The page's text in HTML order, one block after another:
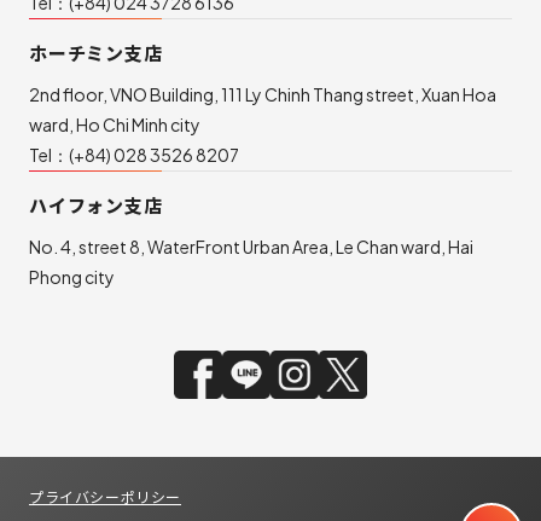
ホーチミン支店
2nd floor, VNO Building, 111 Ly Chinh Thang street, Xuan Hoa
ward, Ho Chi Minh city
Tel： (+84) 028 3526 8207
ハイフォン支店
No. 4, street 8, WaterFront Urban Area, Le Chan ward, Hai
Phong city
プライバシーポリシー